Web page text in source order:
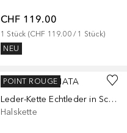
CHF 119.00
1 Stück (CHF 119.00 / 1 Stück)
NEU
RAFAELA DONATA
Leder-Kette Echtleder in Schwarz
Halskette
POINT ROUGE